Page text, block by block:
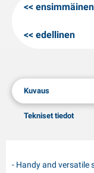
ensimmäinen
edellinen
Kuvaus
Tekniset tiedot
- Handy and versatile